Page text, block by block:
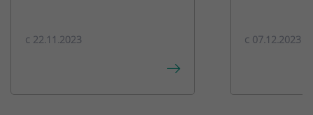
c 22.11.2023 c 07.12.2023